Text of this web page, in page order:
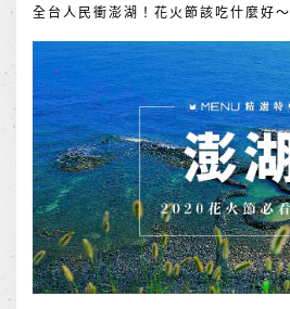
全台人民衝澎湖！花火節該吃什麼好～